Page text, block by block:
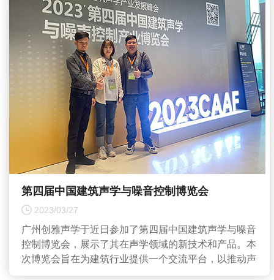
第四届中国建筑声学与噪音控制博览会
2023/03/27
广州创雅声学于近日参加了第四届中国建筑声学与噪音
控制博览会，展示了其在声学领域的新技术和产品。本
次博览会旨在为建筑行业提供一个交流平台，以推动声
学技术和噪音控...